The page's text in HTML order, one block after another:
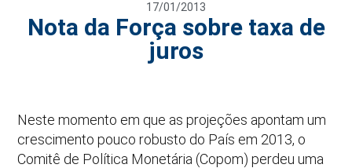
17/01/2013
Nota da Força sobre taxa de
juros
Neste momento em que as projeções apontam um
crescimento pouco robusto do País em 2013, o
Comitê de Política Monetária (Copom) perdeu uma